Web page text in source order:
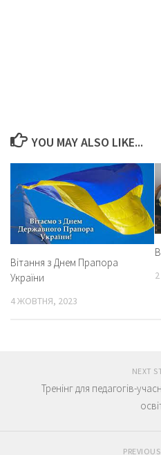
YOU MAY ALSO LIKE...
Вітання з Днем Прапора
України
4 ЖОВТНЯ, 2023
NEXT
Тренінг для педагогів-